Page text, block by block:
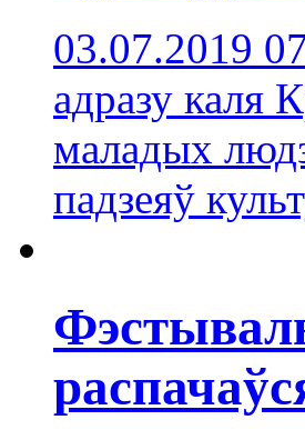
03.07.2019
адразу каля
маладых
падзеяў